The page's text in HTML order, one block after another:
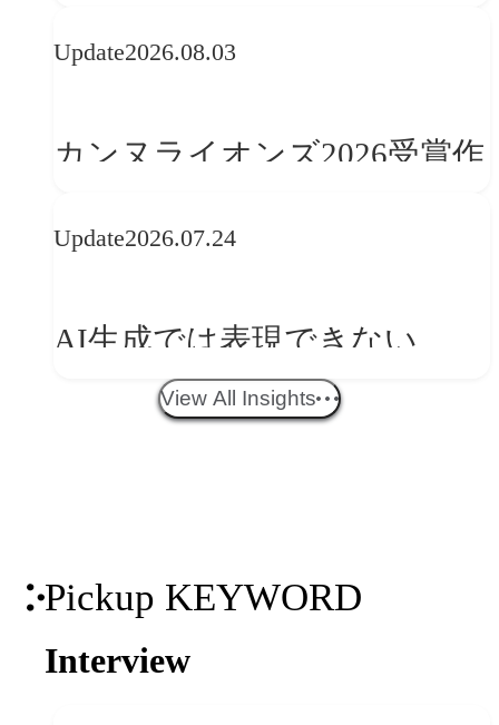
学ぶ「動的ブランディング」
Update2026.08.03
カンヌライオンズ2026受賞作
──「優れたブランド体験」
か
Update2026.07.24
AI生成では表現できない
WebGLのメリットと今後の展
View All Insights
Pickup KEYWORD
Interview